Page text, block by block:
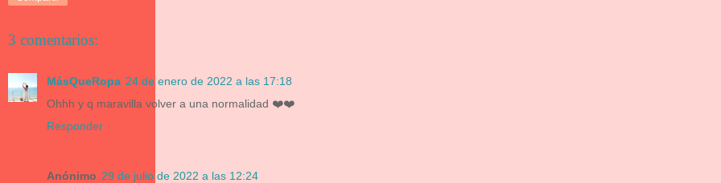
3 comentarios:
MásQueRopa 24 de enero de 2022 a las 17:18
Ohhh y q maravilla volver a una normalidad ❤️❤️
Responder
Anónimo 29 de julio de 2022 a las 12:24